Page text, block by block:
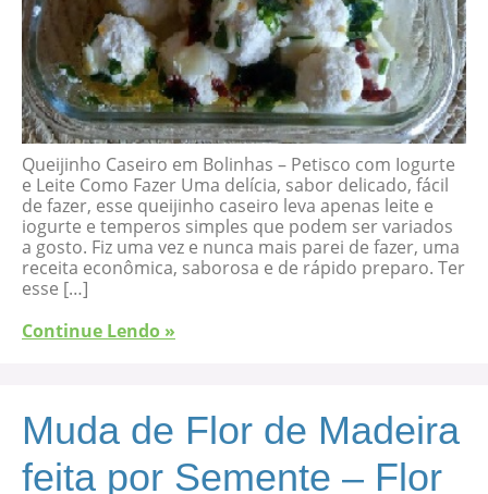
Queijinho Caseiro em Bolinhas – Petisco com Iogurte
e Leite Como Fazer Uma delícia, sabor delicado, fácil
de fazer, esse queijinho caseiro leva apenas leite e
iogurte e temperos simples que podem ser variados
a gosto. Fiz uma vez e nunca mais parei de fazer, uma
receita econômica, saborosa e de rápido preparo. Ter
esse […]
Continue Lendo »
Muda de Flor de Madeira
feita por Semente – Flor